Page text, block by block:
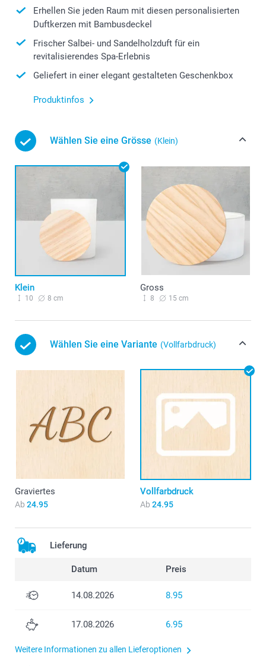
Erhellen Sie jeden Raum mit diesen personalisierten
Duftkerzen mit Bambusdeckel
Frischer Salbei- und Sandelholzduft für ein
revitalisierendes Spa-Erlebnis
Geliefert in einer elegant gestalteten Geschenkbox
Produktinfos
Wählen Sie eine Grösse (Klein)
Klein
10 8 cm
Gross
8 15 cm
Wählen Sie eine Variante (Vollfarbdruck)
Graviertes
Ab 24.95
Vollfarbdruck
Ab 24.95
Lieferung
Datum Preis
14.08.2026 8.95
17.08.2026 6.95
Weitere Informationen zu allen Lieferoptionen